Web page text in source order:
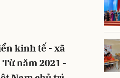
kinh tế - xã
năm 2021 -